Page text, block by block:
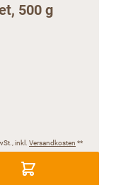
500 g
inkl. Versandkosten **